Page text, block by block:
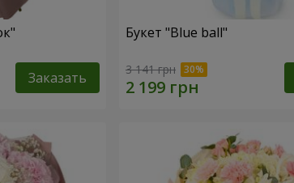
Заказать
Букет "Blue ball"
3 141 грн